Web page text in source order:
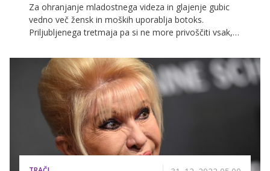
Za ohranjanje mladostnega videza in glajenje gubic
vedno več žensk in moških uporablja botoks.
Priljubljenega tretmaja pa si ne more privoščiti vsak,
namreč naravne sestavine, ki jih lahko najdemo v
vsaki kuhinji in delujejo kot naravni botoks.